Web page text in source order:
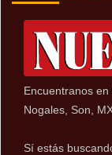
Encuentranos en
Nogales, Son,
Sí estás